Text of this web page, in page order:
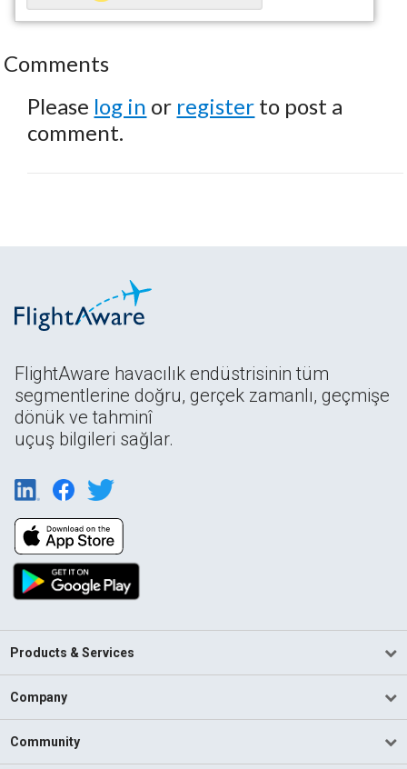
Comments
Please log in or register to post a
comment.
FlightAware havacılık endüstrisinin tüm
segmentlerine doğru, gerçek zamanlı, geçmişe
dönük ve tahminî
uçuş bilgileri sağlar.
Products & Services
Company
Community